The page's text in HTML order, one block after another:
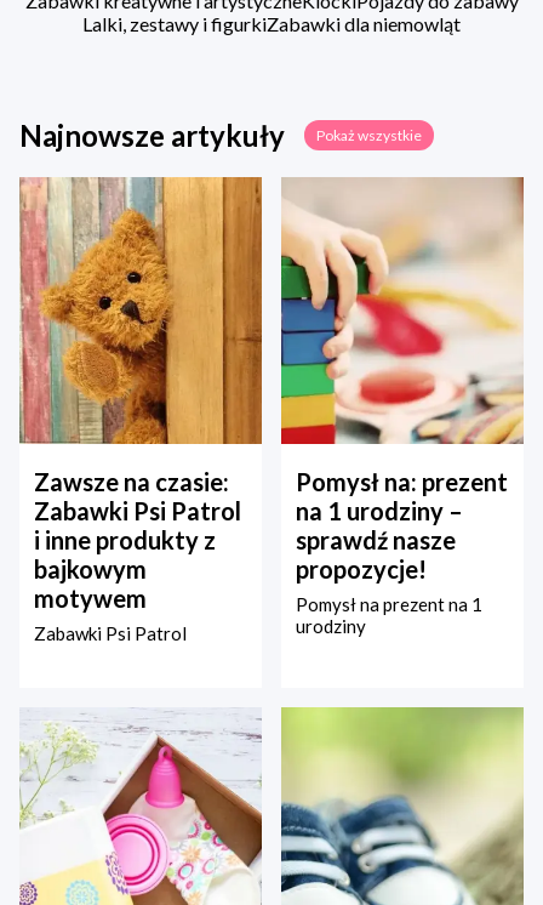
Lalki, zestawy i figurkiZabawki dla niemowląt
Najnowsze artykuły Pokaż wszystkie
Zawsze na czasie:
Zabawki Psi Patrol
i inne produkty z
bajkowym
motywem
Zabawki Psi Patrol
Pomysł na: prezent
na 1 urodziny –
sprawdź nasze
propozycje!
Pomysł na prezent na 1
urodziny